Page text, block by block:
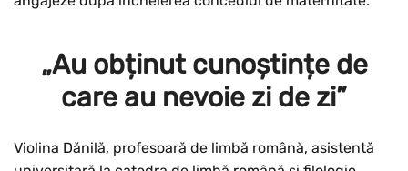
„Au obținut cunoștințe de
care au nevoie zi de zi”
Violina Dănilă, profesoară de limbă română, asistentă